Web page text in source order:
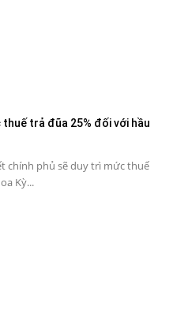
trả đũa 25% đối với hầu
chính phủ sẽ duy trì mức thuế
Kỳ...